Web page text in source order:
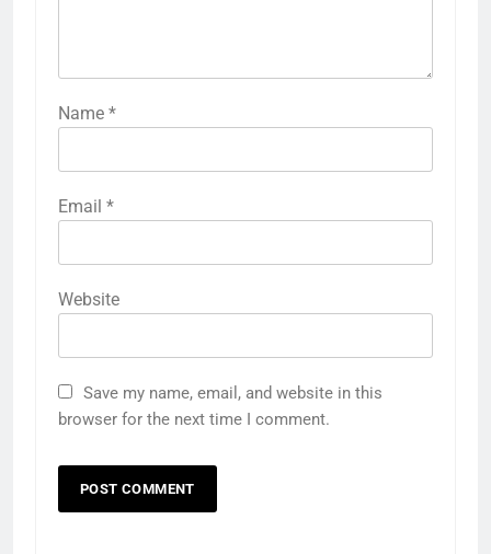
Name *
Email *
Website
Save my name, email, and website in this
browser for the next time I comment.